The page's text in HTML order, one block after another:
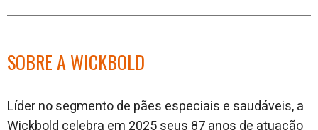
SOBRE A WICKBOLD
Líder no segmento de pães especiais e saudáveis, a
Wickbold celebra em 2025 seus 87 anos de atuação